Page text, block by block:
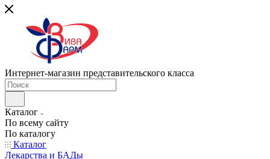
Интернет-магазин представительского класса
Каталог
По всему сайту
По каталогу
Каталог
Лекарства и БАДы